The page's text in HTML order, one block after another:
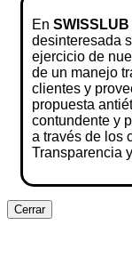
En SWISSLUB
desinteresada
ejercicio de
de un manejo
clientes y
propuesta
contundente y
a través de los
Transparencia
Cerrar